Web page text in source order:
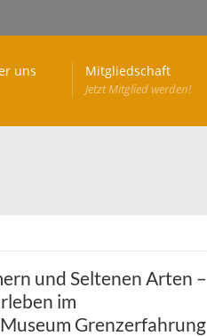
uns Mitgliedschaft
Jetzt Mitglied werden!
und Seltenen Arten –
im
Grenzerfahrung